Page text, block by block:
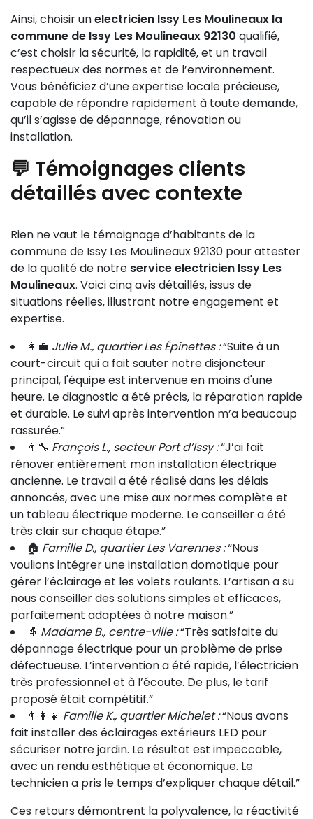
Ainsi, choisir unelectricien Issy Les Moulineaux la
commune de Issy Les Moulineaux 92130 qualifié,
c’est choisir la sécurité, la rapidité, et un travail
respectueux des normes et de l’environnement.
Vous bénéficiez d’une expertise locale précieuse,
capable de répondre rapidement à toute demande,
qu’il s’agisse de dépannage, rénovation ou
installation.
💬 Témoignages clients
détaillés avec contexte
Rien ne vaut le témoignage d’habitants de la
commune de Issy Les Moulineaux 92130 pour attester
de la qualité de notre service electricien Issy Les
Moulineaux. Voici cinq avis détaillés, issus de
situations réelles, illustrant notre engagement et
expertise.
👩‍💼 Julie M., quartier Les Épinettes :“Suite à un
court-circuit qui a fait sauter notre disjoncteur
principal, l'équipe est intervenue en moins d'une
heure. Le diagnostic a été précis, la réparation rapide
et durable. Le suivi après intervention m’a beaucoup
rassurée.”
👨‍🔧 François L., secteur Port d’Issy :“J’ai fait
rénover entièrement mon installation électrique
ancienne. Le travail a été réalisé dans les délais
annoncés, avec une mise aux normes complète et
un tableau électrique moderne. Le conseiller a été
très clair sur chaque étape.”
🏠 Famille D., quartier Les Varennes :“Nous
voulions intégrer une installation domotique pour
gérer l’éclairage et les volets roulants. L’artisan a su
nous conseiller des solutions simples et efficaces,
parfaitement adaptées à notre maison.”
👵 Madame B., centre-ville :“Très satisfaite du
dépannage électrique pour un problème de prise
défectueuse. L’intervention a été rapide, l’électricien
très professionnel et à l’écoute. De plus, le tarif
proposé était compétitif.”
👨‍👩‍👧 Famille K., quartier Michelet :“Nous avons
fait installer des éclairages extérieurs LED pour
sécuriser notre jardin. Le résultat est impeccable,
avec un rendu esthétique et économique. Le
technicien a pris le temps d’expliquer chaque détail.”
Ces retours démontrent la polyvalence, la réactivité